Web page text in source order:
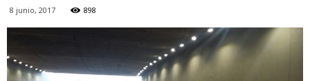
8 junio, 2017 898